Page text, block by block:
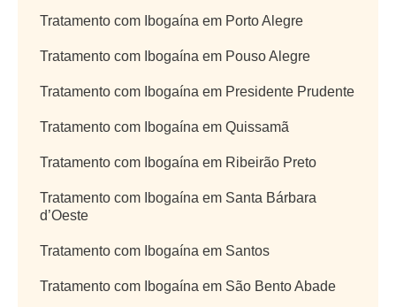
Tratamento com Ibogaína em Porto Alegre
Tratamento com Ibogaína em Pouso Alegre
Tratamento com Ibogaína em Presidente Prudente
Tratamento com Ibogaína em Quissamã
Tratamento com Ibogaína em Ribeirão Preto
Tratamento com Ibogaína em Santa Bárbara
d’Oeste
Tratamento com Ibogaína em Santos
Tratamento com Ibogaína em São Bento Abade